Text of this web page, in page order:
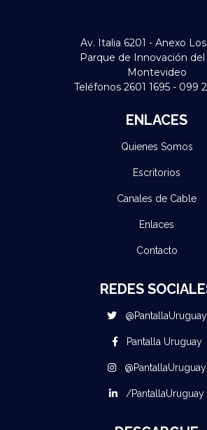
Av. Italia 6201 - Anexo
Parque de Innovación del
Montevideo
Teléfonos 2601 1695 - 099
ENLACES
Quienes Somos
Escritorios
Canales de Cable
Enlaces
Contacto
REDES
@PantallaUruguay
Pantalla Uruguay
@PantallaUruguay
/PantallaUruguay